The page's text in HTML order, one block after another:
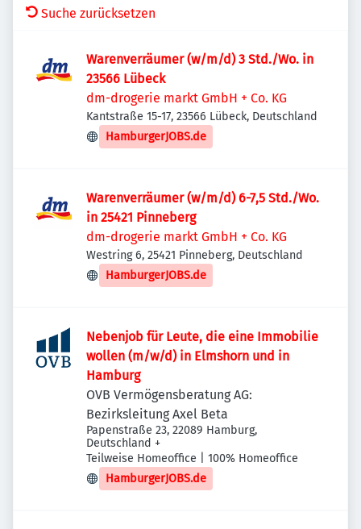
Suche zurücksetzen
Warenverräumer (w/m/d) 3 Std./Wo. in
23566 Lübeck
dm-drogerie markt GmbH + Co. KG
Kantstraße 15-17, 23566 Lübeck, Deutschland
HamburgerJOBS.de
Warenverräumer (w/m/d) 6-7,5 Std./Wo.
in 25421 Pinneberg
dm-drogerie markt GmbH + Co. KG
Westring 6, 25421 Pinneberg, Deutschland
HamburgerJOBS.de
Nebenjob für Leute, die eine Immobilie
wollen (m/w/d) in Elmshorn und in
Hamburg
OVB Vermögensberatung AG:
Bezirksleitung Axel Beta
Papenstraße 23, 22089 Hamburg,
Deutschland +
Teilweise Homeoffice | 100% Homeoffice
HamburgerJOBS.de